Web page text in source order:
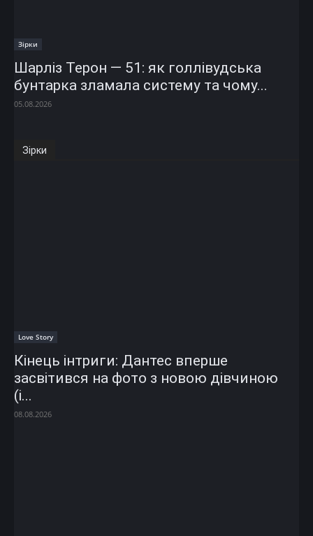
Зірки
Шарліз Терон — 51: як голлівудська
бунтарка зламала систему та чому...
05.08.2026
Зірки
Love Story
Кінець інтриги: Дантес вперше
засвітився на фото з новою дівчиною
(і...
08.08.2026